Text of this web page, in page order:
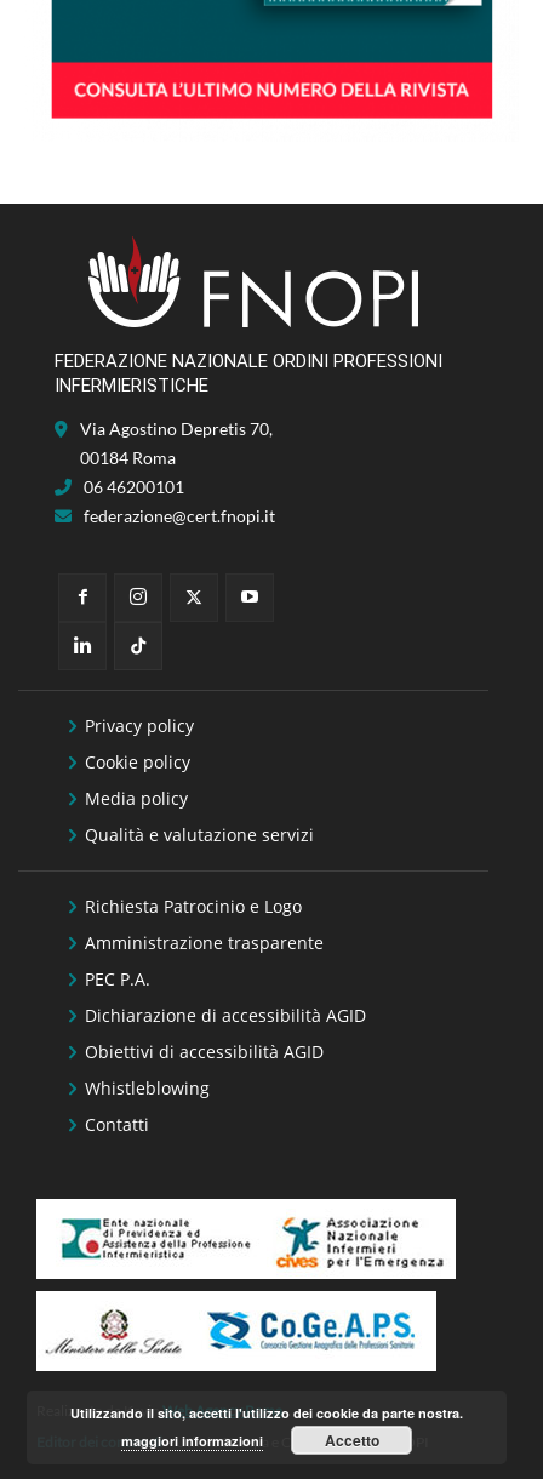
FEDERAZIONE NAZIONALE ORDINI PROFESSIONI
INFERMIERISTICHE
Via Agostino Depretis 70,
00184 Roma
06 46200101
federazione@cert.fnopi.it
Privacy policy
Cookie policy
Media policy
Qualità e valutazione servizi
Richiesta Patrocinio e Logo
Amministrazione trasparente
PEC P.A.
Dichiarazione di accessibilità AGID
Obiettivi di accessibilità AGID
Whistleblowing
Contatti
Realizzato da KeyinWeb Agency Roma
Editor dei contenuti– Ufficio Stampa e Comunicazione FNOPI
Utilizzando il sito, accetti l'utilizzo dei cookie da parte nostra.
maggiori informazioni
Accetto